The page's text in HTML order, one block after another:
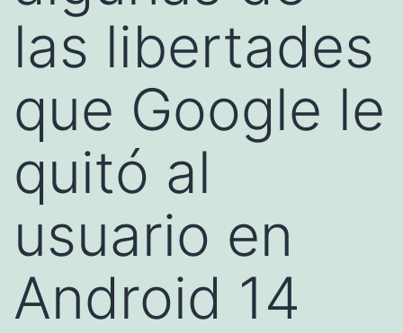
las libertades
que Google le
quitó al
usuario en
Android 14